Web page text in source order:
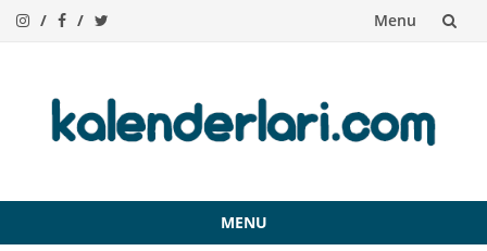
Menu
content
MENU